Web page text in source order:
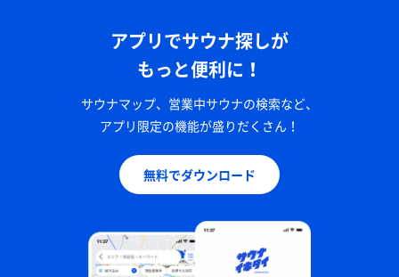
アプリでサウナ探しが
もっと便利に！
サウナマップ、営業中サウナの検索など、
アプリ限定の機能が盛りだくさん！
無料でダウンロード